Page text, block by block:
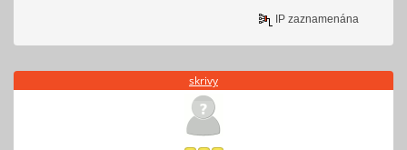
IP zaznamenána
skrivy